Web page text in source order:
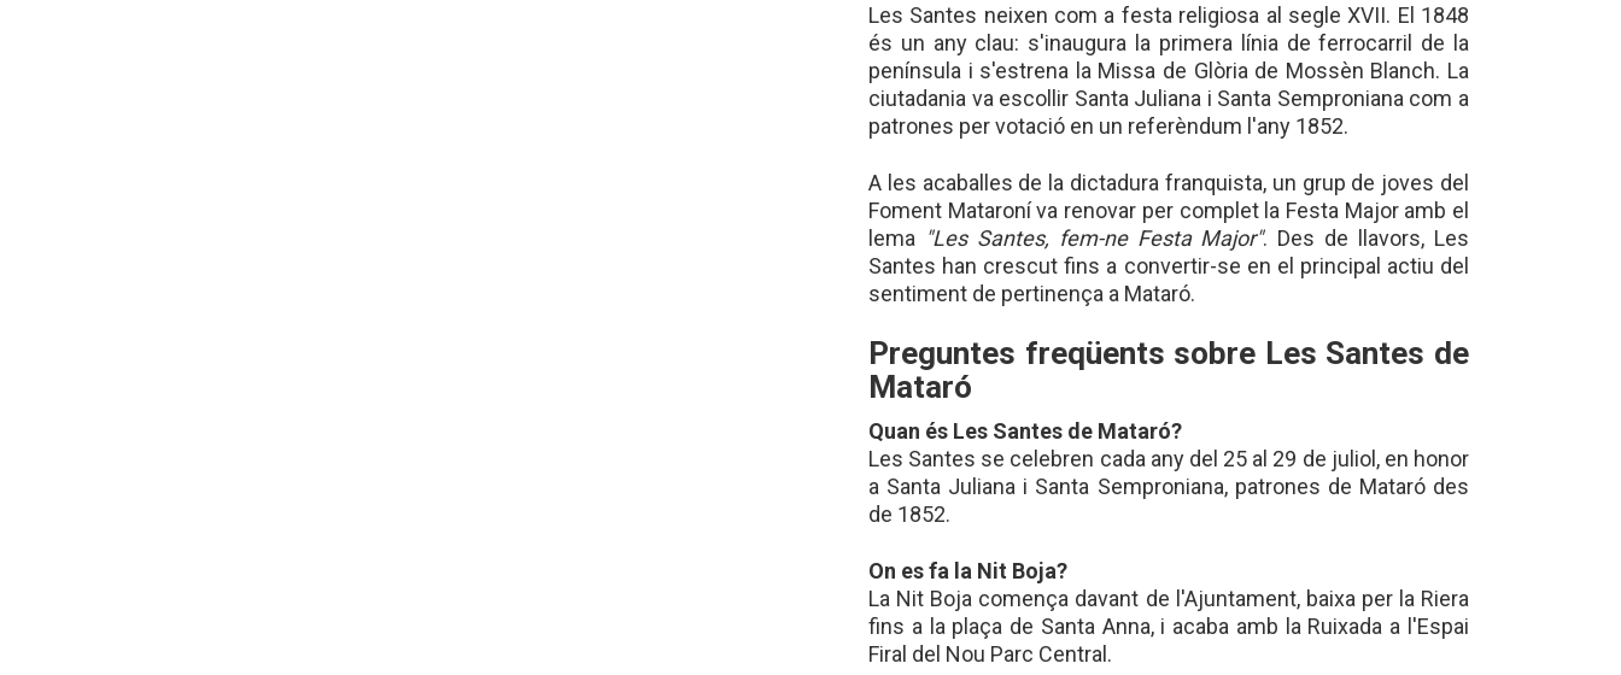
Les Santes neixen com a festa religiosa al segle XVII. El 1848
és un any clau: s'inaugura la primera línia de ferrocarril de la
península i s'estrena la Missa de Glòria de Mossèn Blanch. La
ciutadania va escollir Santa Juliana i Santa Semproniana com a
patrones per votació en un referèndum l'any 1852.
A les acaballes de la dictadura franquista, un grup de joves del
Foment Mataroní va renovar per complet la Festa Major amb el
lema "Les Santes, fem-ne Festa Major". Des de llavors, Les
Santes han crescut fins a convertir-se en el principal actiu del
sentiment de pertinença a Mataró.
Preguntes freqüents sobre Les Santes de
Mataró
Quan és Les Santes de Mataró?
Les Santes se celebren cada any del 25 al 29 de juliol, en honor
a Santa Juliana i Santa Semproniana, patrones de Mataró des
de 1852.
On es fa la Nit Boja?
La Nit Boja comença davant de l'Ajuntament, baixa per la Riera
fins a la plaça de Santa Anna, i acaba amb la Ruixada a l'Espai
Firal del Nou Parc Central.